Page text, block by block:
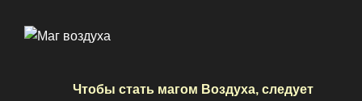
Чтобы стать магом Воздуха, следует